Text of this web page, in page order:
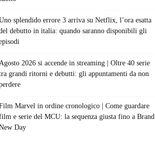
splendido errore 3 arriva su Netflix, l’ora esatta
debutto in italia: quando saranno disponibili gli
2026 si accende in streaming | Oltre 40 serie
grandi ritorni e debutti: gli appuntamenti da non
Marvel in ordine cronologico | Come guardare
e serie del MCU: la sequenza giusta fino a Brand
Day